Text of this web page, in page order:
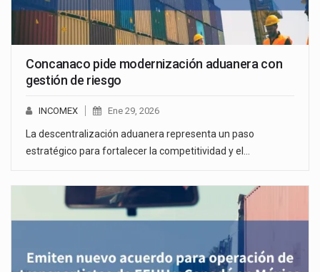
Concanaco pide modernización aduanera con
gestión de riesgo
INCOMEX Ene 29, 2026
La descentralización aduanera representa un paso
estratégico para fortalecer la competitividad y el…